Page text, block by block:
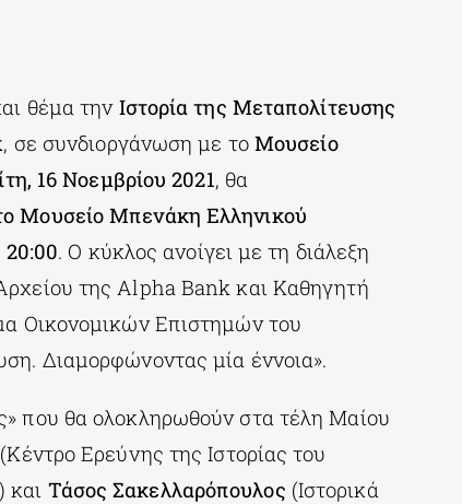
θέμα την Ιστορία της Μεταπολίτευσης
, σε συνδιοργάνωση με το Μουσείο
16 Νοεμβρίου 2021, θα
Μουσείο Μπενάκη Ελληνικού
20:00. Ο κύκλος ανοίγει με τη διάλεξη
της Alpha Bank και Καθηγητή
Οικονομικών Επιστημών του
Διαμορφώνοντας μία έννοια».
που θα ολοκληρωθούν στα τέλη Μαίου
(Κέντρο Ερεύνης της Ιστορίας του
και Τάσος Σακελλαρόπουλος (Ιστορικά